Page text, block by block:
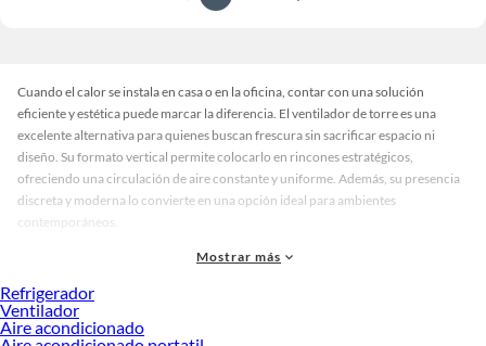
Cuando el calor se instala en casa o en la oficina, contar con una solución
eficiente y estética puede marcar la diferencia. El ventilador de torre es una
excelente alternativa para quienes buscan frescura sin sacrificar espacio ni
diseño. Su formato vertical permite colocarlo en rincones estratégicos,
ofreciendo una circulación de aire constante y uniforme. Además, su presencia
discreta y moderna lo convierte en una opción ideal para ambientes
contemporáneos.
Hoy en día, puedes encontrar ventiladores de torre en una amplia gama de
versiones más sofisticadas con funciones avanzadas, hay opciones para cada
tipo de usuario. Algunos priorizan el silencio, otros ofrecen modos
personalizables, y varios incluyen controles remotos o pantallas digitales. Esta
Mostrar más
Refrigerador
Ventilador
Aire acondicionado